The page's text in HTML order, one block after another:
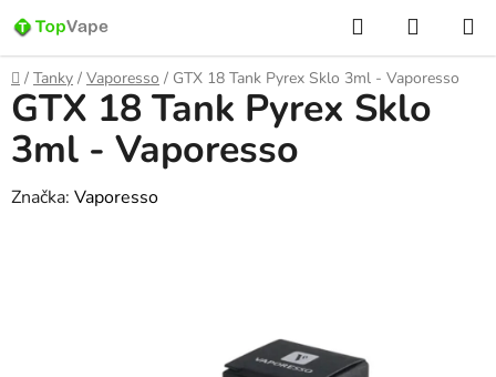
na
obsah
Hľadať
KOŠÍK
Domov
/ Tanky / Vaporesso / GTX 18 Tank Pyrex Sklo 3ml - Vaporesso
GTX 18 Tank Pyrex Sklo
3ml - Vaporesso
Značka: Vaporesso